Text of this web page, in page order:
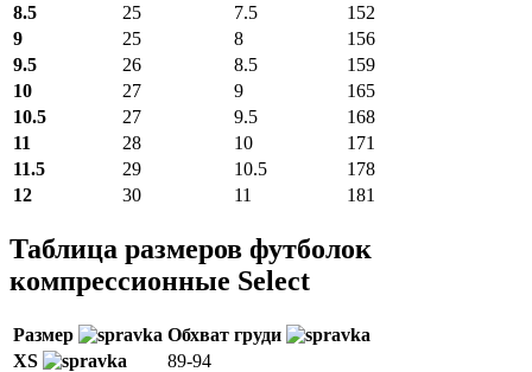
8.5
25 7.5
152
9
25 8
156
9.5
26 8.5
159
10
27 9
165
10.5
27 9.5
168
11
28 10
171
11.5
29 10.5
178
12
30 11 181
Таблица размеров футболок
компрессионные Select
Размер
Обхват груди
XS
89-94